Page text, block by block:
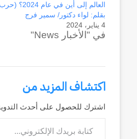
العالم إلى أين في
بقلم: لواء دكتور/ سمير فرج
4 يناير، 2024
في "الأخبار News"
اكتشاف المزيد من
اشترك للحصول على أحدث
كتابة بريدك الإلكتروني...
قادمة
من